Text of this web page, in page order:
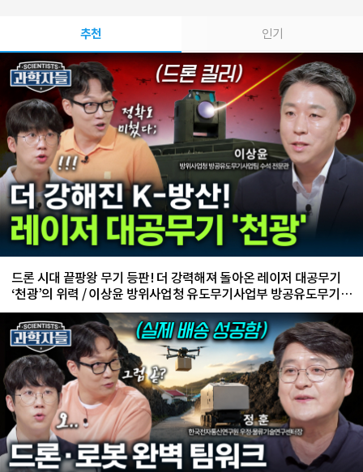
추천 인기
드론 시대 끝팡왕 무기 등판! 더 강력해져 돌아온 레이저 대공무기
‘천광’의 위력 / 이상윤 방위사업청 유도무기사업부 방공유도무기사
업팀 수석 전문관